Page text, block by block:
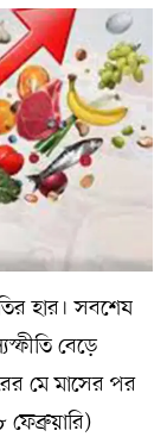
হার। সবশেষ
বেড়ে
মে মাসের পর